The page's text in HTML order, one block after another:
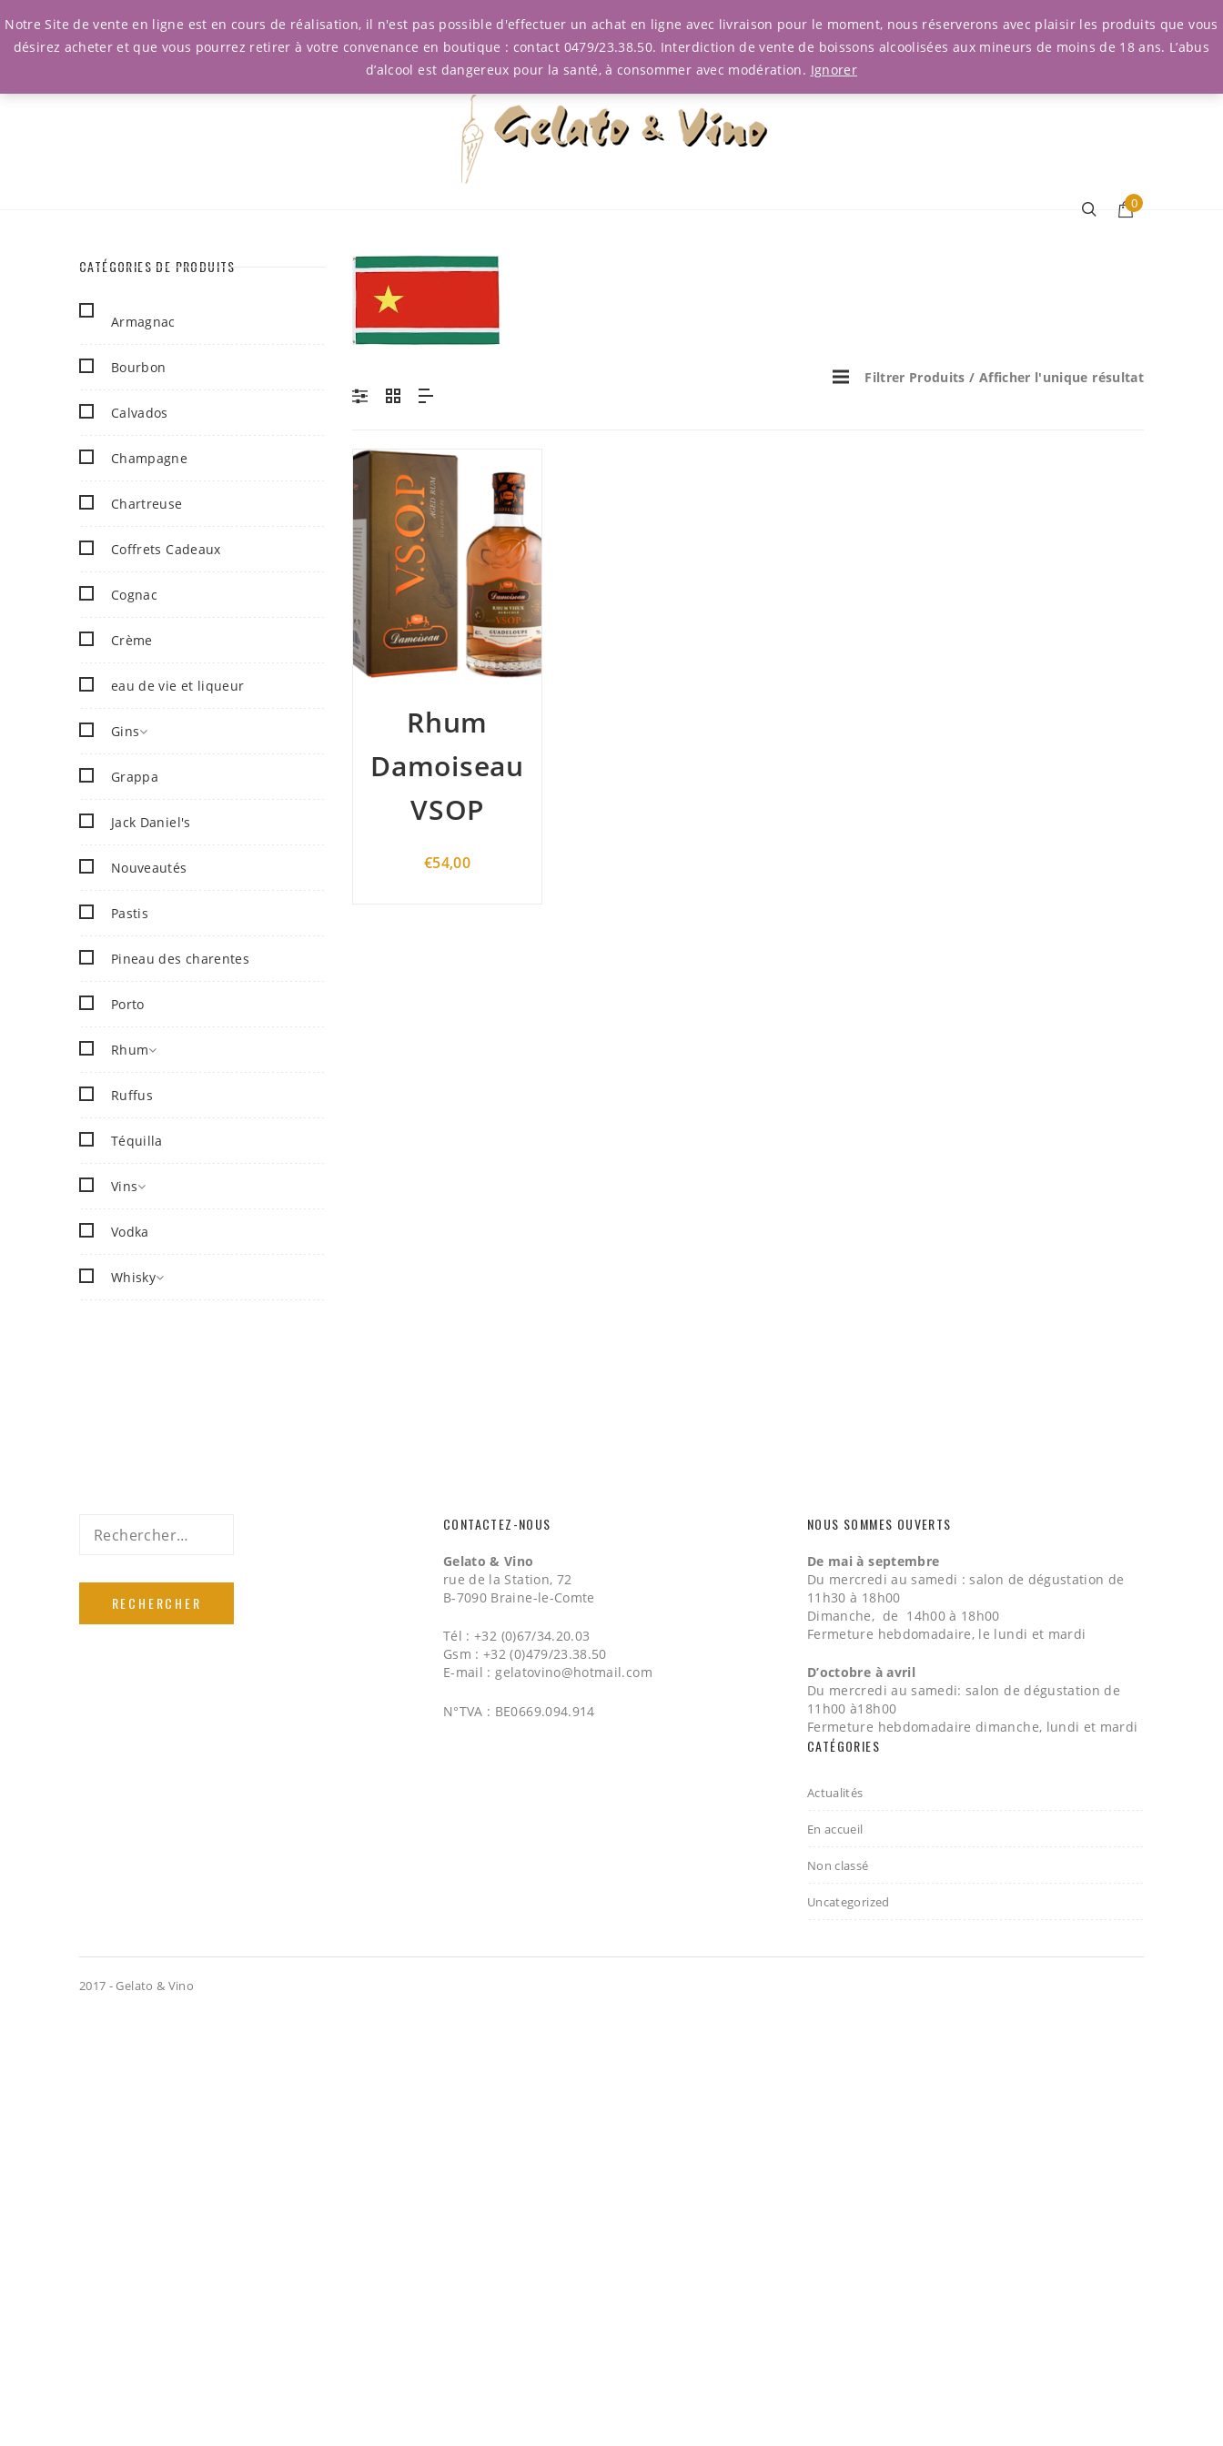
Connexion
0
CATÉGORIES DE PRODUITS
Armagnac
Bourbon
Calvados
Champagne
Chartreuse
Coffrets Cadeaux
Cognac
Crème
eau de vie et liqueur
Gins
Grappa
Jack Daniel's
Nouveautés
Pastis
Pineau des charentes
Porto
Rhum
Ruffus
Téquilla
Vins
Vodka
Whisky
Filtrer Produits/ Afficher l'unique résultat
Rhum
Damoiseau
VSOP
€54,00
Rechercher : CONTACTEZ-NOUS
Gelato & Vino
rue de la Station, 72
B-7090 Braine-le-Comte
Tél : +32 (0)67/34.20.03
Gsm : +32 (0)479/23.38.50
E-mail :gelatovino@hotmail.com
N°TVA : BE0669.094.914
NOUS SOMMES OUVERTS
De mai à septembre
Du mercredi au samedi : salon de dégustation de
11h30 à 18h00
Dimanche, de 14h00 à 18h00
Fermeture hebdomadaire, le lundi et mardi
D’octobre à avril
Du mercredi au samedi: salon de dégustation de
11h00 à18h00
Fermeture hebdomadaire dimanche, lundi et mardi
CATÉGORIES
Actualités
En accueil
Non classé
Uncategorized
2017 - Gelato & Vino
Notre Site de vente en ligne est en cours de réalisation, il n'est pas possible d'effectuer un achat en ligne avec livraison pour le moment, nous réserverons avec plaisir les produits que vous
désirez acheter et que vous pourrez retirer à votre convenance en boutique : contact 0479/23.38.50. Interdiction de vente de boissons alcoolisées aux mineurs de moins de 18 ans. L’abus
d’alcool est dangereux pour la santé, à consommer avec modération. Ignorer